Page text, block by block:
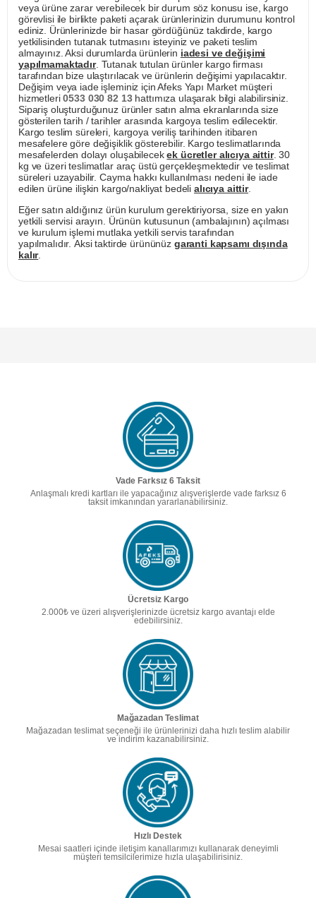
veya ürüne zarar verebilecek bir durum söz konusu ise, kargo
görevlisi ile birlikte paketi açarak ürünlerinizin durumunu kontrol
ediniz. Ürünlerinizde bir hasar gördüğünüz takdirde, kargo
yetkilisinden tutanak tutmasını isteyiniz ve paketi teslim
almayınız. Aksi durumlarda ürünlerin iadesi ve değişimi
yapılmamaktadır. Tutanak tutulan ürünler kargo firması
tarafından bize ulaştırılacak ve ürünlerin değişimi yapılacaktır.
Değişim veya iade işleminiz için Afeks Yapı Market müşteri
hizmetleri0533 030 82 13hattımıza ulaşarak bilgi alabilirsiniz.
Sipariş oluşturduğunuz ürünler satın alma ekranlarında size
gösterilen tarih / tarihler arasında kargoya teslim edilecektir.
Kargo teslim süreleri, kargoya veriliş tarihinden itibaren
mesafelere göre değişiklik gösterebilir. Kargo teslimatlarında
mesafelerden dolayı oluşabilecekek ücretler alıcıya aittir. 30
kg ve üzeri teslimatlar araç üstü gerçekleşmektedir ve teslimat
süreleri uzayabilir. Cayma hakkı kullanılması nedeni ile iade
edilen ürüne ilişkin kargo/nakliyat bedeli alıcıya aittir.
Eğer satın aldığınız ürün kurulum gerektiriyorsa, size en yakın
yetkili servisi arayın. Ürünün kutusunun (ambalajının) açılması
ve kurulum işlemi mutlaka yetkili servis tarafından
yapılmalıdır. Aksi taktirde ürününüz garanti kapsamı dışında
kalır.
Vade Farksız 6 Taksit
Anlaşmalı kredi kartları ile yapacağınız alışverişlerde vade farksız 6
taksit imkanından yararlanabilirsiniz.
Ücretsiz Kargo
2.000₺ ve üzeri alışverişlerinizde ücretsiz kargo avantajı elde
edebilirsiniz.
Mağazadan Teslimat
Mağazadan teslimat seçeneği ile ürünlerinizi daha hızlı teslim alabilir
ve indirim kazanabilirsiniz.
Hızlı Destek
Mesai saatleri içinde iletişim kanallarımızı kullanarak deneyimli
müşteri temsilcilerimize hızla ulaşabilirisiniz.